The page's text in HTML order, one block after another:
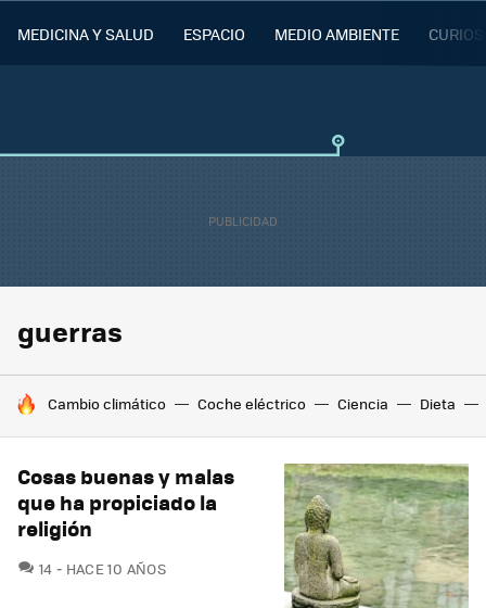
MEDICINA Y SALUD ESPACIO MEDIO AMBIENTE
guerras
HOY SE HABLA DE
Cambio climático Coche eléctrico Ciencia Dieta
Cosas buenas y malas
que ha propiciado la
religión
14 COMENTARIOS
HACE 10 AÑOS